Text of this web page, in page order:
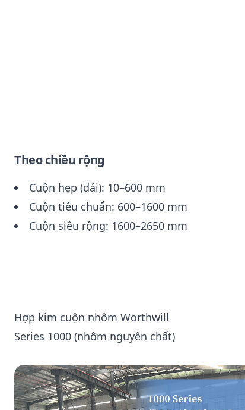
Theo chiều rộng
Cuộn hẹp (dải): 10–600 mm
Cuộn tiêu chuẩn: 600–1600 mm
Cuộn siêu rộng: 1600–2650 mm
Hợp kim cuộn nhôm Worthwill
Series 1000 (nhôm nguyên chất)